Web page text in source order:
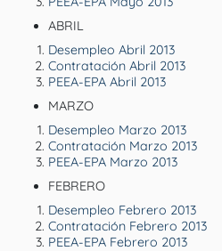
ABRIL
Desempleo Abril 2013
Contratación Abril 2013
PEEA-EPA Abril 2013
MARZO
Desempleo Marzo 2013
Contratación Marzo 2013
PEEA-EPA Marzo 2013
FEBRERO
Desempleo Febrero 2013
Contratación Febrero 2013
PEEA-EPA Febrero 2013